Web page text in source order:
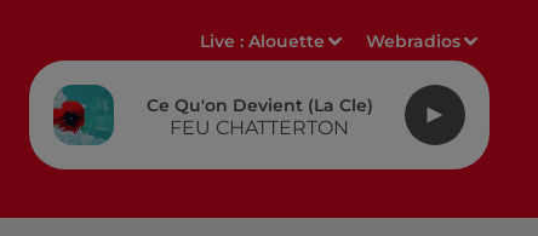
Live :Alouette Webradios
Ce Qu'on Devient (la Cle)
FEU CHATTERTON